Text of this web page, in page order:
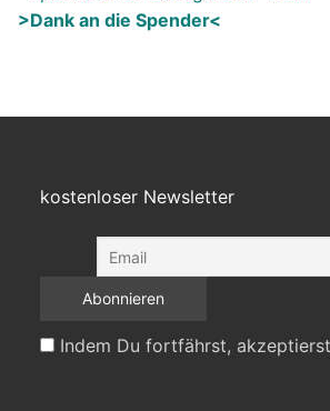
>Dank an die Spender<
kostenloser Newsletter
Indem Du fortfährst,